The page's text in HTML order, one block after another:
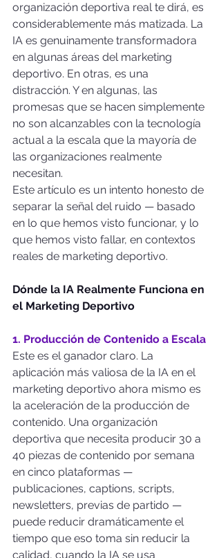
organización deportiva real te dirá, es
considerablemente más matizada. La
IA es genuinamente transformadora
en algunas áreas del marketing
deportivo. En otras, es una
distracción. Y en algunas, las
promesas que se hacen simplemente
no son alcanzables con la tecnología
actual a la escala que la mayoría de
las organizaciones realmente
necesitan.
Este artículo es un intento honesto de
separar la señal del ruido — basado
en lo que hemos visto funcionar, y lo
que hemos visto fallar, en contextos
reales de marketing deportivo.
Dónde la IA Realmente Funciona en
el Marketing Deportivo
1. Producción de Contenido a Escala
Este es el ganador claro. La
aplicación más valiosa de la IA en el
marketing deportivo ahora mismo es
la aceleración de la producción de
contenido. Una organización
deportiva que necesita producir 30 a
40 piezas de contenido por semana
en cinco plataformas —
publicaciones, captions, scripts,
newsletters, previas de partido —
puede reducir dramáticamente el
tiempo que eso toma sin reducir la
calidad, cuando la IA se usa